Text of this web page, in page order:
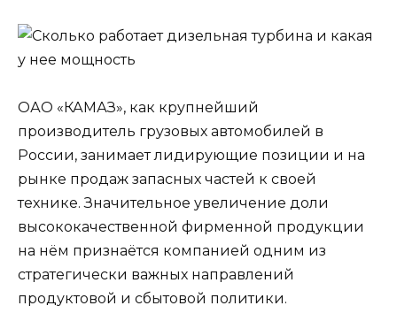
ОАО «КАМАЗ», как крупнейший
производитель грузовых автомобилей в
России, занимает лидирующие позиции и на
рынке продаж запасных частей к своей
технике. Значительное увеличение доли
высококачественной фирменной продукции
на нём признаётся компанией одним из
стратегически важных направлений
продуктовой и сбытовой политики.